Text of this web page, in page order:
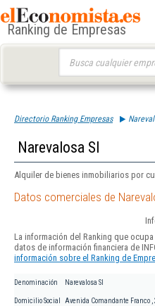
Ranking de Empresas
Directorio Ranking Empresas
Narevalosa Sl
Alquiler de bienes inmobiliarios por
Datos comerciales de
La información del Ranking que
datos de información financiera de
información sobre el Ranking de
Denominación Narevalosa Sl
Domicilio Social Avenida Comandante Franco ,